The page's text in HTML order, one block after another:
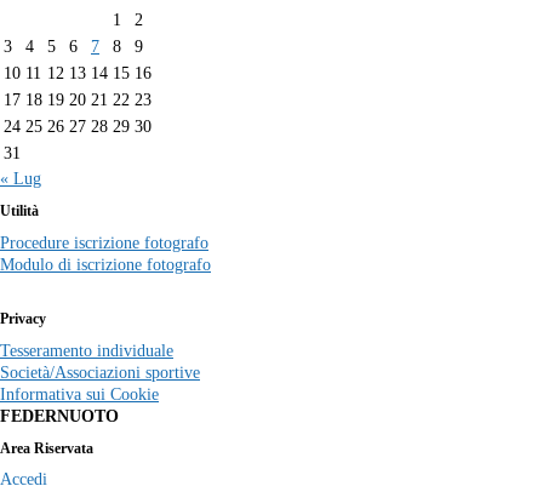
1
2
3
4 5 6 7 8
9
10 11 12 13 14 15 16
17 18 19 20 21 22 23
24 25 26 27 28 29 30
31
« Lug
Utilità
Procedure iscrizione fotografo
Modulo di iscrizione fotografo
Privacy
Tesseramento individuale
Società/Associazioni sportive
Informativa sui Cookie
FEDERNUOTO
Area Riservata
Accedi